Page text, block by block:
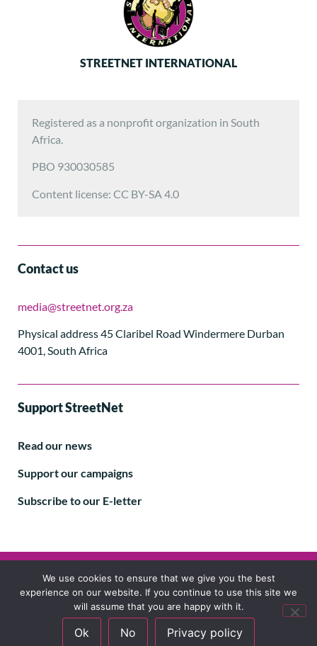
STREETNET INTERNATIONAL
Registered as a nonprofit organization in South
Africa.
PBO 930030585
Content license: CC BY-SA 4.0
Contact us
media@streetnet.org.za
Physical address 45 Claribel Road Windermere Durban
4001, South Africa
Support StreetNet
Read our news
Support our campaigns
Subscribe to our E-letter
Follow us
© 2024 StreetNet International
We use cookies to ensure that we give you the best
experience on our website. If you continue to use this site we
will assume that you are happy with it.
Ok No Privacy policy